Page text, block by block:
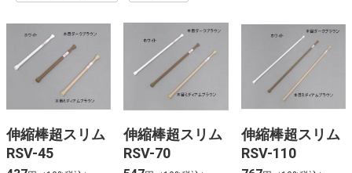
伸縮棒超スリム
RSV-45
伸縮棒超スリム
RSV-70
伸縮棒超スリム
RSV-110